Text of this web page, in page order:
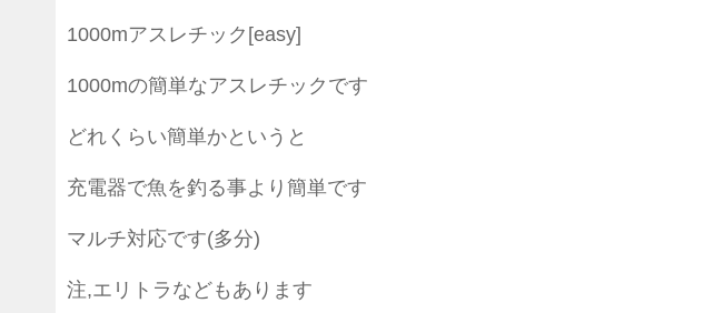
1000mアスレチック[easy]
1000mの簡単なアスレチックです
どれくらい簡単かというと
充電器で魚を釣る事より簡単です
マルチ対応です(多分)
注,エリトラなどもあります